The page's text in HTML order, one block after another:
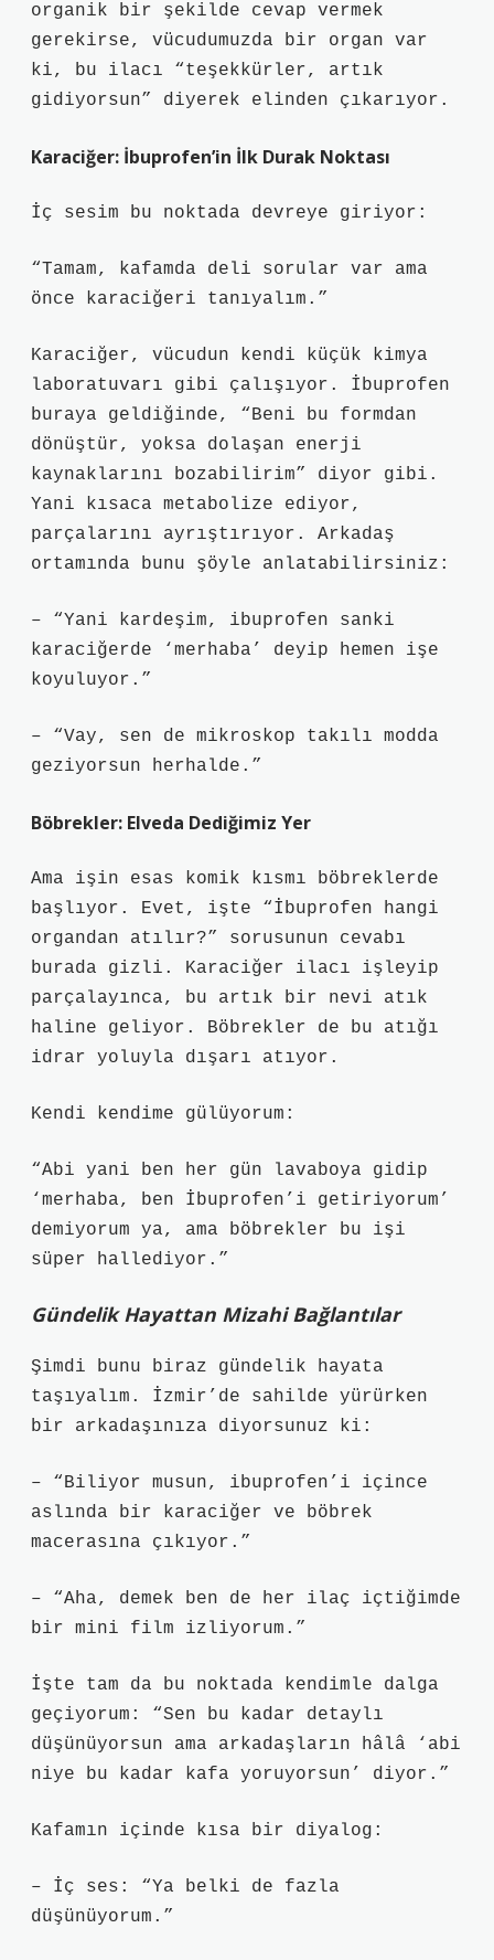
organik bir şekilde cevap vermek
gerekirse, vücudumuzda bir organ var
ki, bu ilacı “teşekkürler, artık
gidiyorsun” diyerek elinden çıkarıyor.
Karaciğer: İbuprofen’in İlk Durak Noktası
İç sesim bu noktada devreye giriyor:
“Tamam, kafamda deli sorular var ama
önce karaciğeri tanıyalım.”
Karaciğer, vücudun kendi küçük kimya
laboratuvarı gibi çalışıyor. İbuprofen
buraya geldiğinde, “Beni bu formdan
dönüştür, yoksa dolaşan enerji
kaynaklarını bozabilirim” diyor gibi.
Yani kısaca metabolize ediyor,
parçalarını ayrıştırıyor. Arkadaş
ortamında bunu şöyle anlatabilirsiniz:
– “Yani kardeşim, ibuprofen sanki
karaciğerde ‘merhaba’ deyip hemen işe
koyuluyor.”
– “Vay, sen de mikroskop takılı modda
geziyorsun herhalde.”
Böbrekler: Elveda Dediğimiz Yer
Ama işin esas komik kısmı böbreklerde
başlıyor. Evet, işte “İbuprofen hangi
organdan atılır?” sorusunun cevabı
burada gizli. Karaciğer ilacı işleyip
parçalayınca, bu artık bir nevi atık
haline geliyor. Böbrekler de bu atığı
idrar yoluyla dışarı atıyor.
Kendi kendime gülüyorum:
“Abi yani ben her gün lavaboya gidip
‘merhaba, ben İbuprofen’i getiriyorum’
demiyorum ya, ama böbrekler bu işi
süper hallediyor.”
Gündelik Hayattan Mizahi Bağlantılar
Şimdi bunu biraz gündelik hayata
taşıyalım. İzmir’de sahilde yürürken
bir arkadaşınıza diyorsunuz ki:
– “Biliyor musun, ibuprofen’i içince
aslında bir karaciğer ve böbrek
macerasına çıkıyor.”
– “Aha, demek ben de her ilaç içtiğimde
bir mini film izliyorum.”
İşte tam da bu noktada kendimle dalga
geçiyorum: “Sen bu kadar detaylı
düşünüyorsun ama arkadaşların hâlâ ‘abi
niye bu kadar kafa yoruyorsun’ diyor.”
Kafamın içinde kısa bir diyalog:
– İç ses: “Ya belki de fazla
düşünüyorum.”